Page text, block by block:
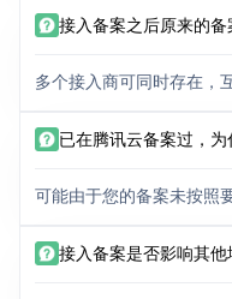
接入备案之后原来的备
多个接入商可同时存在，
已在腾讯云备案过，为
可能由于您的备案未按照
接入备案是否影响其他